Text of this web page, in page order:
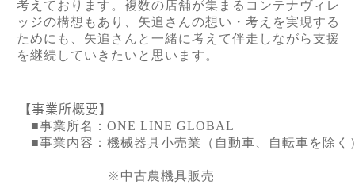
考えております。複数の店舗が集まるコンテナヴィレ
ッジの構想もあり、矢追さんの想い・考えを実現する
ためにも、矢追さんと一緒に考えて伴走しながら支援
を継続していきたいと思います。
【事業所概要】
■事業所名： ONE LINE GLOBAL
■事業内容：機械器具小売業（自動車、自転車
※中古農機具販売